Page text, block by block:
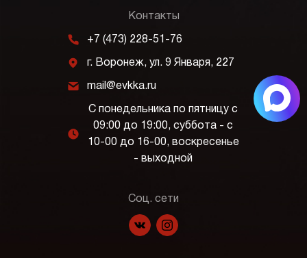
Контакты
m +7 (473) 228-51-76
j г. Воронеж, ул. 9 Января, 227
k mail@evkka.ru
l
С понедельника по пятницу с
09:00 до 19:00, суббота - с
10-00 до 16-00, воскресенье
- выходной
Соц. сети
f p